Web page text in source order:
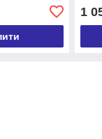
1